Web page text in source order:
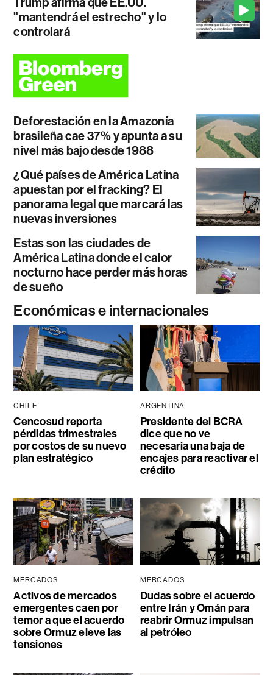
"mantendrá el estrecho" y lo
controlará
Deforestación en la Amazonía
brasileña cae 37% y apunta a su
nivel más bajo desde 1988
¿Qué países de América Latina
apuestan por el fracking? El
panorama legal que marcará las
nuevas inversiones
Estas son las ciudades de
América Latina donde el calor
nocturno hace perder más horas
de sueño
Económicas e internacionales
CHILE
Cencosud reporta
pérdidas trimestrales
por costos de su nuevo
plan estratégico
ARGENTINA
Presidente del BCRA
dice que no ve
necesaria una baja de
encajes para reactivar el
crédito
MERCADOS
Activos de mercados
emergentes caen por
temor a que el acuerdo
sobre Ormuz eleve las
tensiones
MERCADOS
Dudas sobre el acuerdo
entre Irán y Omán para
reabrir Ormuz impulsan
al petróleo